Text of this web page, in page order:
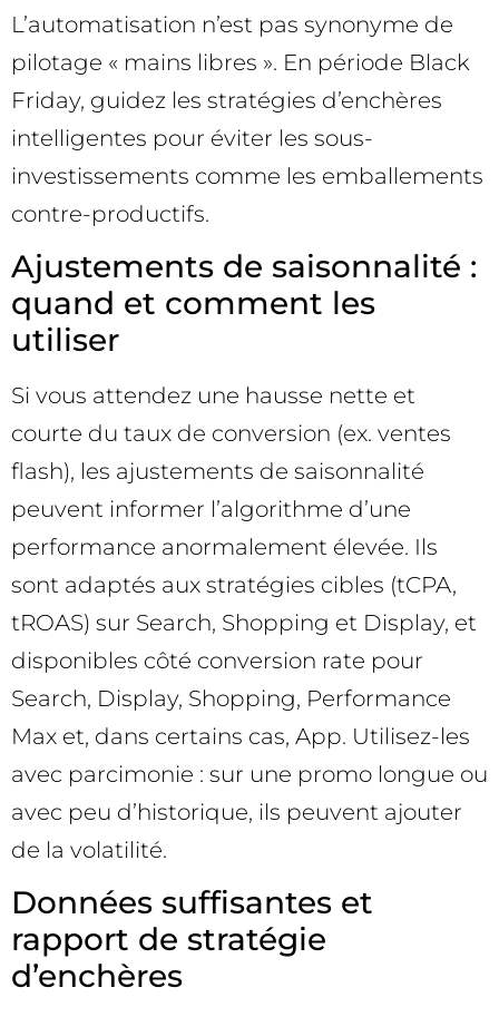
L’automatisation n’est pas synonyme de
pilotage « mains libres ». En période Black
Friday, guidez les stratégies d’enchères
intelligentes pour éviter les sous-
investissements comme les emballements
contre-productifs.
Ajustements de saisonnalité :
quand et comment les
utiliser
Si vous attendez une hausse nette et
courte du taux de conversion (ex. ventes
flash), les ajustements de saisonnalité
peuvent informer l’algorithme d’une
performance anormalement élevée. Ils
sont adaptés aux stratégies cibles (tCPA,
tROAS) sur Search, Shopping et Display, et
disponibles côté conversion rate pour
Search, Display, Shopping, Performance
Max et, dans certains cas, App. Utilisez-les
avec parcimonie : sur une promo longue ou
avec peu d’historique, ils peuvent ajouter
de la volatilité.
Données suffisantes et
rapport de stratégie
d’enchères